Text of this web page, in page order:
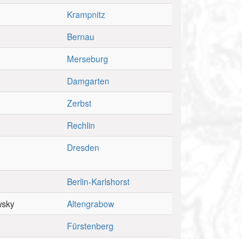
Krampnitz
Bernau
Merseburg
Damgarten
Zerbst
Rechlin
Dresden
Berlin-Karlshorst
Altengrabow
Fürstenberg